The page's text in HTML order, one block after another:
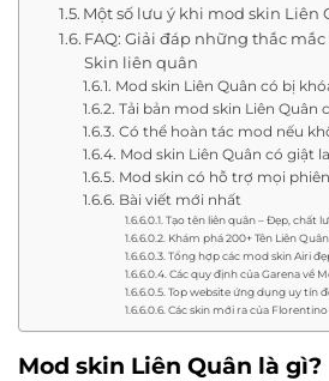
Một số lưu ý khi mod skin Liên
FAQ: Giải đáp những thắc
Skin liên quân
Mod skin Liên Quân có bị
Tải bản mod skin Liên Quân
Có thể hoàn tác mod nếu
Mod skin Liên Quân có giật
Mod skin có hỗ trợ mọi
Bài viết mới nhất
Tạo tên liên quân – Đẹp, chất
Khám phá 200+ Tên Liên
Tổng hợp các mod skin Airi
Các quy định của Garena về
Top website ứng dụng uy tín
Các skin mới ra của Florentino
Mod skin Liên Quân là gì?